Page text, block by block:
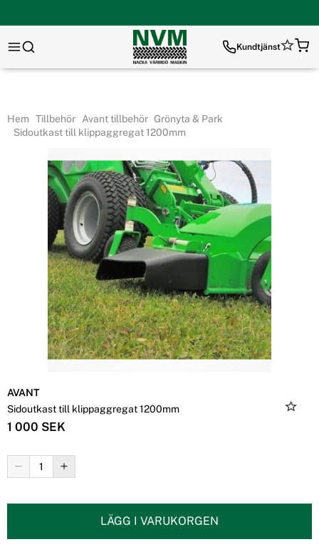
Kundtjänst
Hem Tillbehör Avant tillbehör Grönyta & Park
Sidoutkast till klippaggregat 1200mm
AVANT
Sidoutkast till klippaggregat 1200mm
1 000 SEK
LÄGG I VARUKORGEN